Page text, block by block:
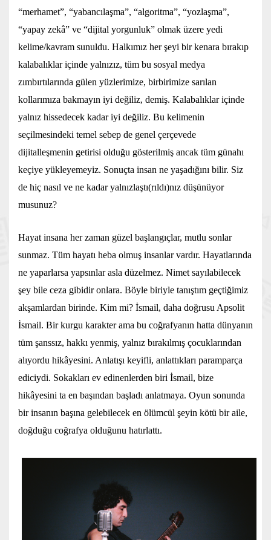
“merhamet”, “yabancılaşma”, “algoritma”, “yozlaşma”,
“yapay zekâ” ve “dijital yorgunluk” olmak üzere yedi
kelime/kavram sunuldu. Halkımız her şeyi bir kenara bırakıp
kalabalıklar içinde yalnızız, tüm bu sosyal medya
zımbırtılarında gülen yüzlerimize, birbirimize sarılan
kollarımıza bakmayın iyi değiliz, demiş. Kalabalıklar içinde
yalnız hissedecek kadar iyi değiliz. Bu kelimenin
seçilmesindeki temel sebep de genel çerçevede
dijitalleşmenin getirisi olduğu gösterilmiş ancak tüm günahı
keçiye yükleyemeyiz. Sonuçta insan ne yaşadığını bilir. Siz
de hiç nasıl ve ne kadar yalnızlaştı(rıldı)nız düşünüyor
musunuz?
Hayat insana her zaman güzel başlangıçlar, mutlu sonlar
sunmaz. Tüm hayatı heba olmuş insanlar vardır. Hayatlarında
ne yaparlarsa yapsınlar asla düzelmez. Nimet sayılabilecek
şey bile ceza gibidir onlara. Böyle biriyle tanıştım geçtiğimiz
akşamlardan birinde. Kim mi? İsmail, daha doğrusu Apsolit
İsmail. Bir kurgu karakter ama bu coğrafyanın hatta dünyanın
tüm şanssız, hakkı yenmiş, yalnız bırakılmış çocuklarından
alıyordu hikâyesini. Anlatışı keyifli, anlattıkları paramparça
ediciydi. Sokakları ev edinenlerden biri İsmail, bize
hikâyesini ta en başından başladı anlatmaya. Oyun sonunda
bir insanın başına gelebilecek en ölümcül şeyin kötü bir aile,
doğduğu coğrafya olduğunu hatırlattı.